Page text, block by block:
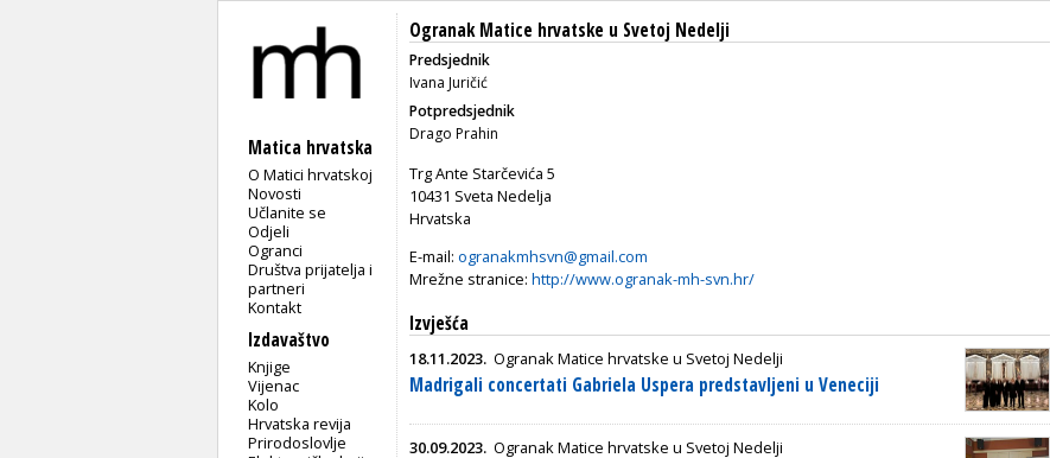
Matica hrvatska
O Matici hrvatskoj
Novosti
Učlanite se
Odjeli
Ogranci
Društva prijatelja i
partneri
Kontakt
Izdavaštvo
Knjige
Vijenac
Kolo
Hrvatska revija
Prirodoslovlje
Ogranak Matice hrvatske u Svetoj Nedelji
Predsjednik
Ivana Juričić
Potpredsjednik
Drago Prahin
Trg Ante Starčevića 5
10431 Sveta Nedelja
Hrvatska
E-mail: ogranakmhsvn@gmail.com
Mrežne stranice: http://www.ogranak-mh-svn.hr/
Izvješća
18.11.2023. Ogranak Matice hrvatske u Svetoj Nedelji
Madrigali concertati Gabriela Uspera predstavljeni u Veneciji
30.09.2023. Ogranak Matice hrvatske u Svetoj Nedelji